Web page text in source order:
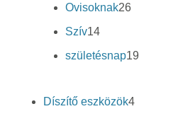
Ovisoknak2626
Szív1414
termék
születésnap1919
Díszítő eszközök44